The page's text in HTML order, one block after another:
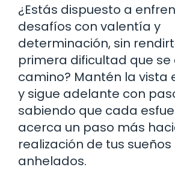
¿Estás dispuesto a
desafíos con valentía y
determinación, sin
primera dificultad que se
camino? Mantén la vista
y sigue adelante con
sabiendo que cada
acerca un paso más
realización de tus
anhelados.